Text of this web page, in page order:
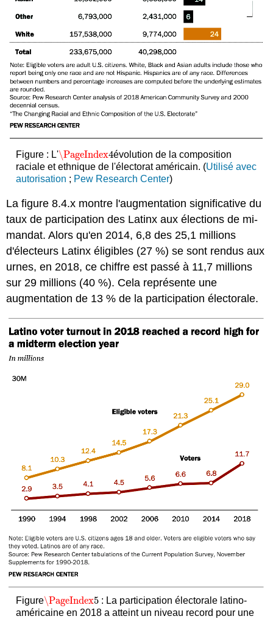
Figure : L'\PageIndex4
\PageIndex4évolution de la composition
raciale et ethnique de l'électorat américain. (Utilisé avec
autorisation ; Pew Research Center)
La figure 8.4.x montre l'augmentation significative du
taux de participation des Latinx aux élections de mi-
mandat. Alors qu'en 2014, 6,8 des 25,1 millions
d'électeurs Latinx éligibles (27 %) se sont rendus aux
urnes, en 2018, ce chiffre est passé à 11,7 millions
sur 29 millions (40 %). Cela représente une
augmentation de 13 % de la participation électorale.
Figure\PageIndex5
\PageIndex5 : La participation électorale latino-
américaine en 2018 a atteint un niveau record pour une